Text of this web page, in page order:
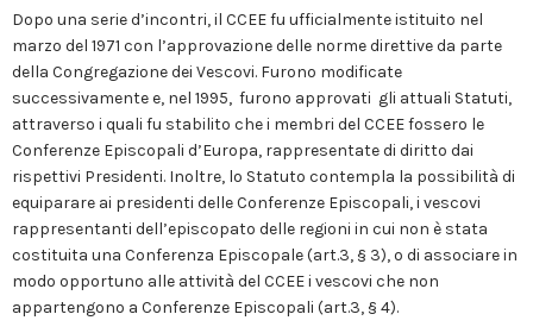
Dopo una serie d’incontri, il CCEE fu ufficialmente istituito nel
marzo del 1971 con l’approvazione delle norme direttive da parte
della Congregazione dei Vescovi. Furono modificate
successivamente e, nel 1995, furono approvati gli attuali Statuti,
attraverso i quali fu stabilito che i membri del CCEE fossero le
Conferenze Episcopali d’Europa, rappresentate di diritto dai
rispettivi Presidenti. Inoltre, lo Statuto contempla la possibilità di
equiparare ai presidenti delle Conferenze Episcopali, i vescovi
rappresentanti dell’episcopato delle regioni in cui non è stata
costituita una Conferenza Episcopale (art.3, § 3), o di associare in
modo opportuno alle attività del CCEE i vescovi che non
appartengono a Conferenze Episcopali (art.3, § 4).